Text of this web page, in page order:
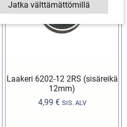
Laakeri 6202-12 2RS (sisäreikä
12mm)
4,99 € SIS. ALV
Jatka välttämättömillä